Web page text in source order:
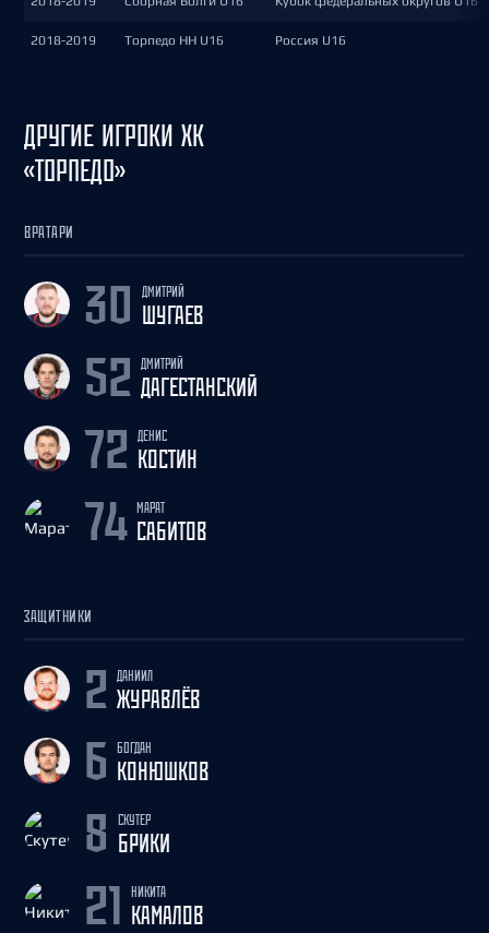
2018-2019 Торпедо НН U16 Россия U16
ДРУГИЕ ИГРОКИ ХК
«ТОРПЕДО»
ВРАТАРИ
30 ДМИТРИЙ
ШУГАЕВ
52 ДМИТРИЙ
ДАГЕСТАНСКИЙ
72 ДЕНИС
КОСТИН
74 МАРАТ
САБИТОВ
ЗАЩИТНИКИ
2 ДАНИИЛ
ЖУРАВЛЁВ
6 БОГДАН
КОНЮШКОВ
8 СКУТЕР
БРИКИ
21 НИКИТА
КАМАЛОВ